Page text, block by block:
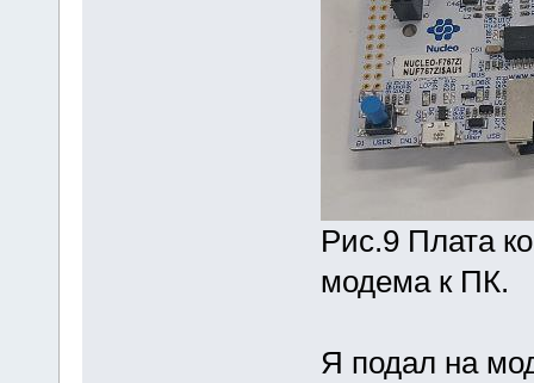
Рис.9 Плата
модема к ПК.
Я подал на